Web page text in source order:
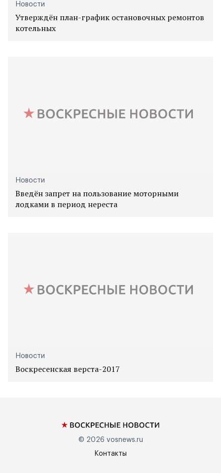
Новости
Утверждён план-график остановочных ремонтов
котельных
Новости
Введён запрет на пользование моторными
лодками в период нереста
Новости
Воскресенская верста-2017
© 2026 vosnews.ru
Контакты